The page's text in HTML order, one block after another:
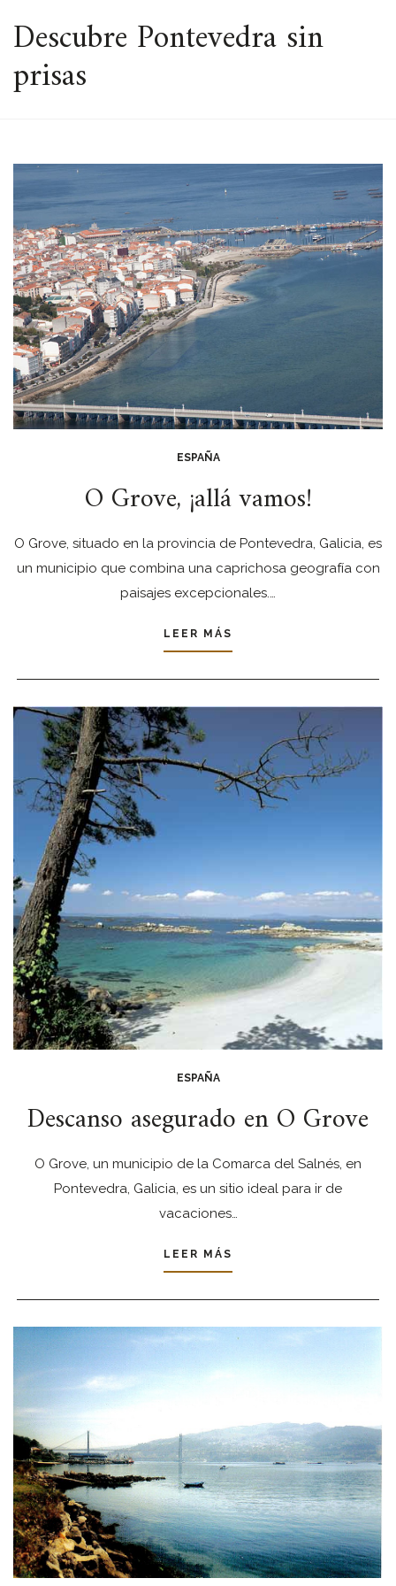
ESPACIO
Descubre Pontevedra sin
prisas
ESPAÑA
O Grove, ¡allá vamos!
O Grove, situado en la provincia de Pontevedra, Galicia, es
un municipio que combina una caprichosa geografía con
paisajes excepcionales.…
LEER MÁS
ESPAÑA
Descanso asegurado en O Grove
O Grove, un municipio de la Comarca del Salnés, en
Pontevedra, Galicia, es un sitio ideal para ir de
vacaciones…
LEER MÁS